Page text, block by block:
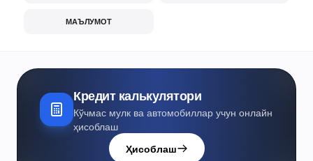
МАЪЛУМОТ
Кредит калькулятори
Кўчмас мулк ва автомобиллар учун онлайн
ҳисоблаш
Ҳисоблаш